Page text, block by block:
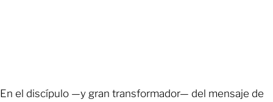
En el discípulo —y gran transformador— del mensaje de